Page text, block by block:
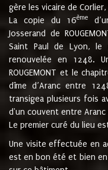
gère les vicaire de
La copie du 16ème
Josserand de
Saint Paul de Lyon, le
renouvelée en 1248.
ROUGEMONT et le
dîme d’Aranc entre
transigea plusieurs fois
d'un couvent entre Aranc
Le premier curé du lieu
Une visite effectuée en
est en bon été et bien